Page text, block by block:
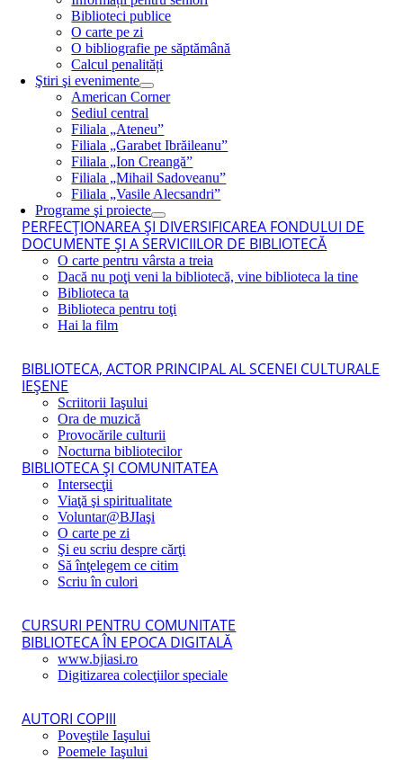
Biblioteci publice
O carte pe zi
O bibliografie pe săptămână
Calcul penalități
Ştiri şi evenimente
American Corner
Sediul central
Filiala „Ateneu”
Filiala „Garabet Ibrăileanu”
Filiala „Ion Creangă”
Filiala „Mihail Sadoveanu”
Filiala „Vasile Alecsandri”
Programe şi proiecte
PERFECŢIONAREA ŞI DIVERSIFICAREA FONDULUI DE
DOCUMENTE ŞI A SERVICIILOR DE BIBLIOTECĂ
O carte pentru vârsta a treia
Dacă nu poţi veni la bibliotecă, vine biblioteca la tine
Biblioteca ta
Biblioteca pentru toţi
Hai la film
BIBLIOTECA, ACTOR PRINCIPAL AL SCENEI CULTURALE
IEŞENE
Scriitorii Iaşului
Ora de muzică
Provocările culturii
Nocturna bibliotecilor
BIBLIOTECA ŞI COMUNITATEA
Intersecţii
Viaţă şi spiritualitate
Voluntar@BJIaşi
O carte pe zi
Şi eu scriu despre cărţi
Să înţelegem ce citim
Scriu în culori
CURSURI PENTRU COMUNITATE
BIBLIOTECA ÎN EPOCA DIGITALĂ
www.bjiasi.ro
Digitizarea colecţiilor speciale
AUTORI COPIII
Poveştile Iaşului
Poemele Iaşului